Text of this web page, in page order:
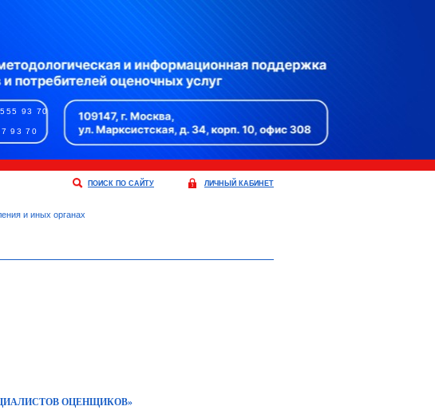
93 70
93 70
ПОИСК ПО САЙТУ ЛИЧНЫЙ КАБИНЕТ
и иных органах
ОЦЕНЩИКОВ»